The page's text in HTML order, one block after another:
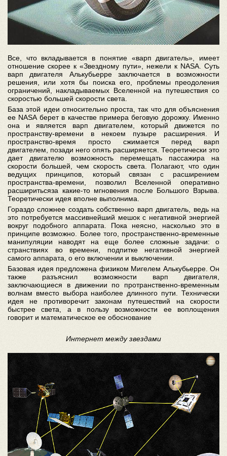
Все, что вкладывается в понятие «варп двигатель», имеет
отношение скорее к «Звездному пути», нежели к NASA. Суть
варп двигателя Алькубьерре заключается в возможности
решения, или хотя бы поиска его, проблемы преодоления
ограничений, накладываемых Вселенной на путешествия со
скоростью большей скорости света.
База этой идеи относительно проста, так что для объяснения
ее NASA берет в качестве примера беговую дорожку. Именно
она и является варп двигателем, который движется по
пространству-времени в некоем пузыре расширения. И
пространство-время просто сжимается перед варп
двигателем, позади него опять расширяется. Теоретически это
дает двигателю возможность перемещать пассажира на
скорости большей, чем скорость света. Полагают, что один
ведущих принципов, который связан с расширением
пространства-времени, позволил Вселенной оперативно
расширитьсяза какие-то мгновения после Большого Взрыва.
Теоретически идея вполне выполнима.
Гораздо сложнее создать собственно варп двигатель, ведь на
это потребуется массивнейший мешок с негативной энергией
вокруг подобного аппарата. Пока неясно, насколько это в
принципе возможно. Более того, пространственно-временные
манипуляции наводят на еще более сложные задачи: о
странствиях во времени, подпитке негативной энергией
самого аппарата, о его включении и выключении.
Базовая идея предложена физиком Мигелем Алькубьерре. Он
также разъяснил возможности варп двигателя,
заключающиеся в движении по протранственно-временным
волнам вместо выбора наиболее длинного пути. Технически
идея не противоречит законам путешествий на скорости
быстрее света, а в пользу возможности ее воплощения
говорит и математическое ее обоснование
Интернет между звездами